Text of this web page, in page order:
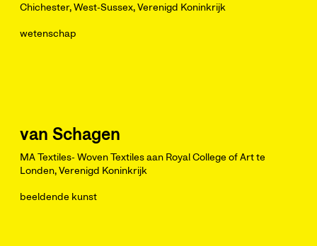
Chichester, West-Sussex, Verenigd Koninkrijk
wetenschap
van Schagen
MA Textiles- Woven Textiles aan Royal College of Art te
Londen, Verenigd Koninkrijk
beeldende kunst